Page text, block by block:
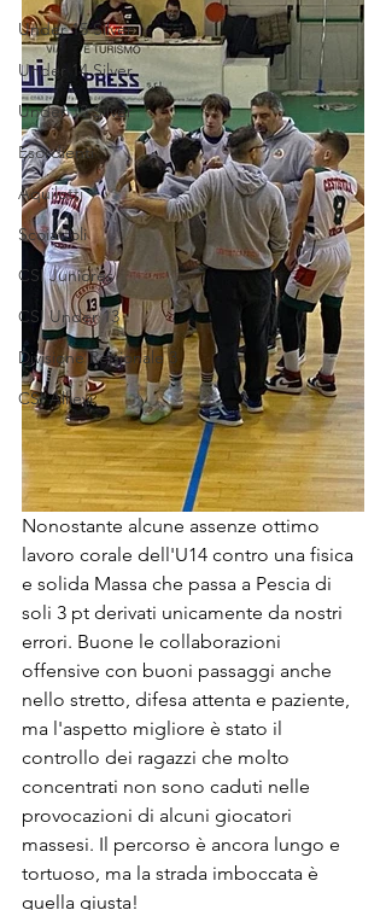
Under 15 Silver
Under 14 Silver
Under 13 Silver
Esordienti
Aquilotti
Scoiattoli
CSI Juniores
CSI Under 13
Divisione Regionale 3
CSI Allievi
Nonostante alcune assenze ottimo
lavoro corale dell'U14 contro una fisica
e solida Massa che passa a Pescia di
soli 3 pt derivati unicamente da nostri
errori. Buone le collaborazioni
offensive con buoni passaggi anche
nello stretto, difesa attenta e paziente,
ma l'aspetto migliore è stato il
controllo dei ragazzi che molto
concentrati non sono caduti nelle
provocazioni di alcuni giocatori
massesi. Il percorso è ancora lungo e
tortuoso, ma la strada imboccata è
quella giusta!